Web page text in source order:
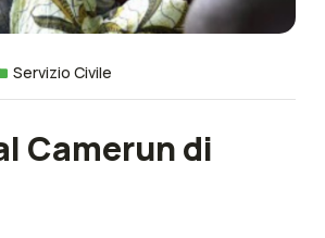
Servizio Civile
Camerun di